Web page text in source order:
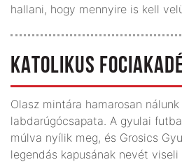
hallani, hogy mennyire is kell
KATOLIKUS
Olasz mintára hamarosan
labdarúgócsapata. A gyulai
múlva nyílik meg, és Grosics
legendás kapusának nevét